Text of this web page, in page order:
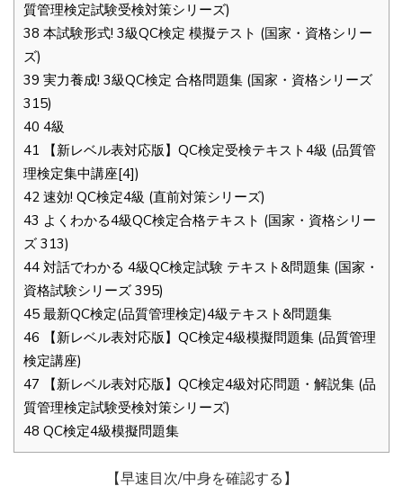
質管理検定試験受検対策シリーズ)
38 本試験形式! 3級QC検定 模擬テスト (国家・資格シリー
ズ)
39 実力養成! 3級QC検定 合格問題集 (国家・資格シリーズ
315)
40 4級
41 【新レベル表対応版】QC検定受検テキスト4級 (品質管
理検定集中講座[4])
42 速効! QC検定4級 (直前対策シリーズ)
43 よくわかる4級QC検定合格テキスト (国家・資格シリー
ズ 313)
44 対話でわかる 4級QC検定試験 テキスト&問題集 (国家・
資格試験シリーズ 395)
45 最新QC検定(品質管理検定)4級テキスト&問題集
46 【新レベル表対応版】QC検定4級模擬問題集 (品質管理
検定講座)
47 【新レベル表対応版】QC検定4級対応問題・解説集 (品
質管理検定試験受検対策シリーズ)
48 QC検定4級模擬問題集
【早速目次/中身を確認する】